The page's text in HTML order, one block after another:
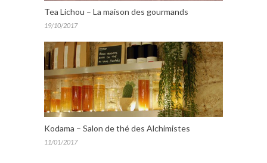
Tea Lichou – La maison des gourmands
19/10/2017
Kodama – Salon de thé des Alchimistes
11/01/2017